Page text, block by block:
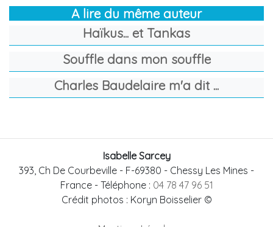
A lire du même auteur
Haïkus... et Tankas
Souffle dans mon souffle
Charles Baudelaire m'a dit ...
Isabelle Sarcey
393, Ch De Courbeville - F-69380 - Chessy Les Mines -
France - Téléphone : 04 78 47 96 51
Crédit photos : Koryn Boisselier ©